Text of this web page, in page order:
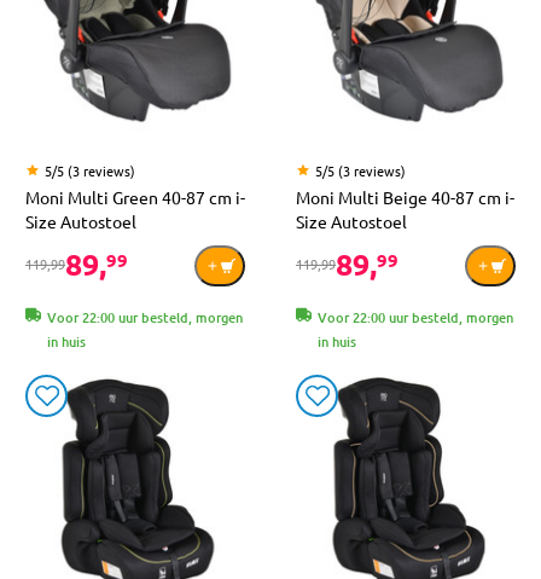
5/5 (3 reviews)
Moni Multi Green 40-87 cm i-
Size Autostoel
119,9989,99
Voor 22:00 uur besteld, morgen
in huis
5/5 (3 reviews)
Moni Multi Beige 40-87 cm i-
Size Autostoel
119,9989,99
Voor 22:00 uur besteld, morgen
in huis